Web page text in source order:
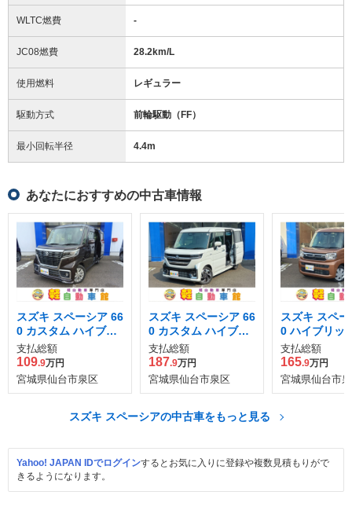
WLTC燃費 -
JC08燃費 28.2km/L
使用燃料 レギュラー
駆動方式 前輪駆動（FF）
最小回転半径 4.4m
あなたにおすすめの中古車情報
スズキ スペーシア 66
0 カスタム ハイブリ
ッド GS 衝突被害軽
減ブレーキ非装着車
支払総額
109.9万円
宮城県仙台市泉区
スズキ スペーシア 66
0 カスタム ハイブリ
ッド XS
支払総額
187.9万円
宮城県仙台市泉区
スズキ スペ
0 ハイブリッ
支払総額
165.9万円
宮城県仙台市
スズキ スペーシアの中古車をもっと見る
Yahoo! JAPAN IDでログインするとお気に入りに登録や複数見積もりがで
きるようになります。